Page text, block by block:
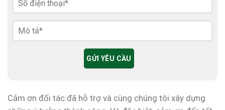
Cảm ơn đối tác đã hỗ trợ và cùng chúng tôi xây dựng